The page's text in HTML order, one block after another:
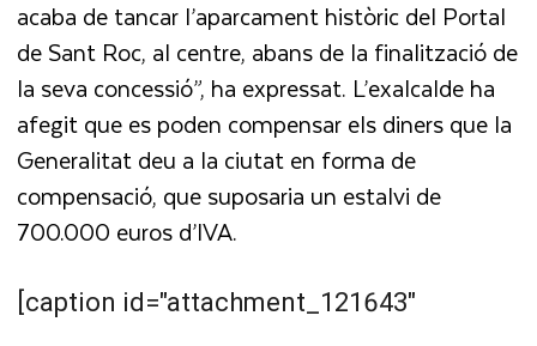
acaba de tancar l’aparcament històric del Portal
de Sant Roc, al centre, abans de la finalització de
la seva concessió”, ha expressat. L’exalcalde ha
afegit que es poden compensar els diners que la
Generalitat deu a la ciutat en forma de
compensació, que suposaria un estalvi de
700.000 euros d’IVA.
[caption id="attachment_121643"